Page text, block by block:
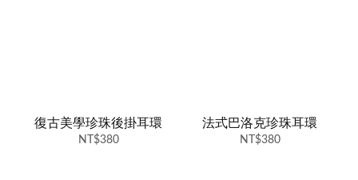
復古美學珍珠後掛耳環
NT$380
法式巴洛克珍珠耳環
NT$380